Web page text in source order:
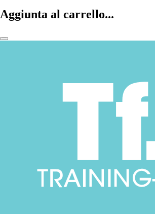
Aggiunta al carrello...